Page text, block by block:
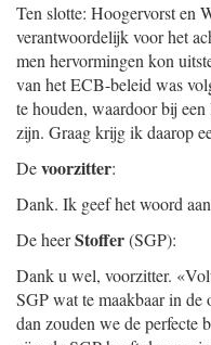
Ten slotte: Hoogervorst en
verantwoordelijk voor het
men hervormingen kon
van het ECB-beleid was
te houden, waardoor bij
zijn. Graag krijg ik daarop
Devoorzitter:
Dank. Ik geef het woord
De heerStoffer(SGP):
Dank u wel, voorzitter.
SGP wat te maakbaar in de
dan zouden we de perfecte